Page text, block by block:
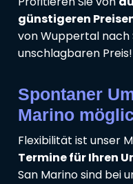
günstigeren
von Wuppertal nach
unschlagbaren Preis!
Spontaner
Marino
Flexibilität ist unser
Termine für Ihren
San Marino sind bei